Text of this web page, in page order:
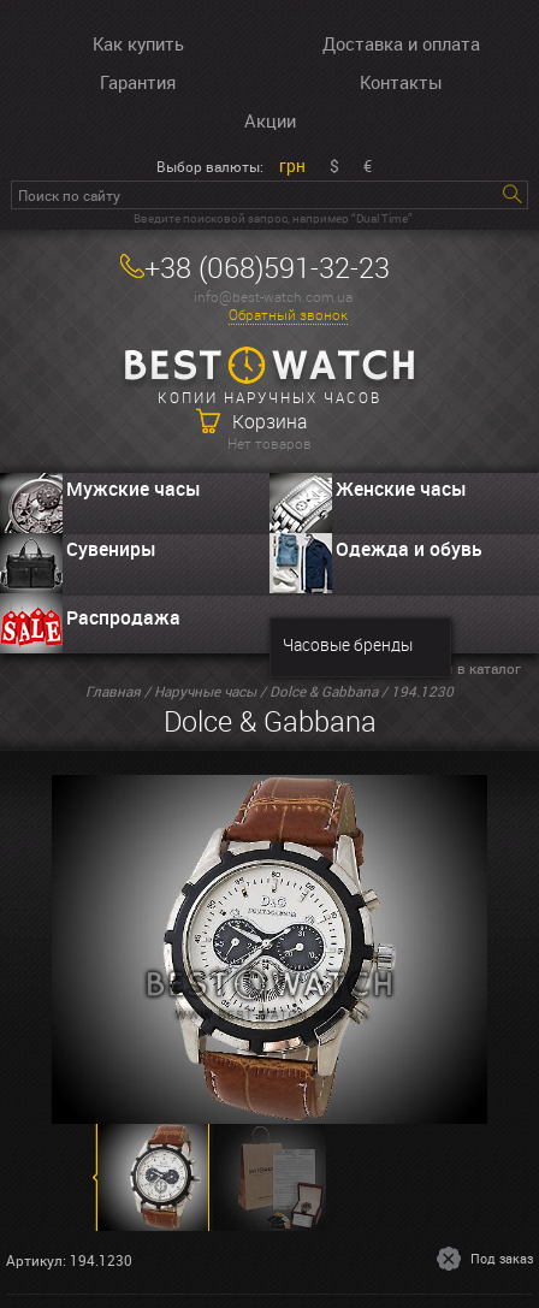
Как купить
Доставка и оплата
Гарантия
Контакты
Акции
Выбор валюты: грн $ €
Введите поисковой запрос, например “Dual Time”
+38 (068)591-32-23
info@best-watch.com.ua
Обратный звонок
КОПИИ НАРУЧНЫХ ЧАСОВ
Корзина
Нет товаров
Мужские часы Женские часы
Сувениры Одежда и обувь
Распродажа
Часовые бренды
Главная /Наручные часы/Dolce & Gabbana/ 194.1230
Dolce & Gabbana
Вернуться в каталог
Артикул: 194.1230 Под заказ